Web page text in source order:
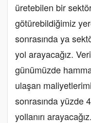
üretebilen bir
götürebildiğimiz
sonrasında ya
yol arayacağız.
günümüzde
ulaşan
sonrasında yüzde
yollanırı